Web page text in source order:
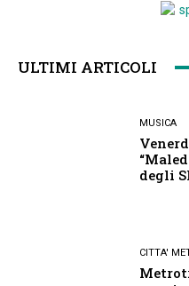
ULTIMI ARTICOLI
MUSICA
degli
CITTA'